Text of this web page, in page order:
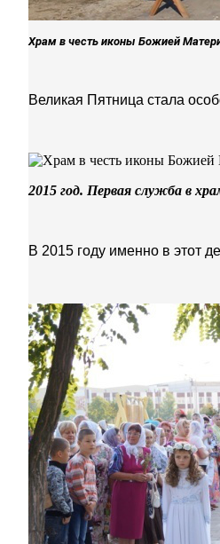
Храм в честь иконы Божией
Великая Пятница стала
2015 год. Первая служба в
В 2015 году именно в этот